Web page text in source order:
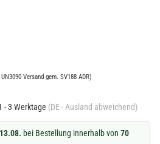
Versand gem. SV188 ADR)
- 3 Werktage (DE - Ausland abweichend)
bei Bestellung innerhalb von 70